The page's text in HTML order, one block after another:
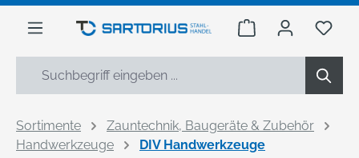
springen
Warenkorb Du
Sortimente
Zauntechnik, Baugeräte & Zubehör
Handwerkzeuge
DIV Handwerkzeuge